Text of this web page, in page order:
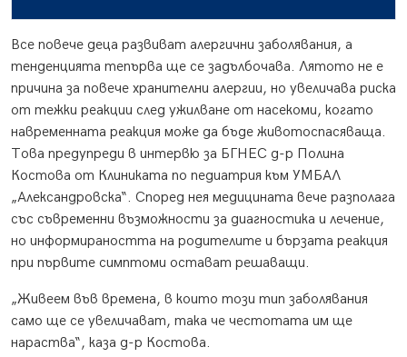
Все повече деца развиват алергични заболявания, а
тенденцията тепърва ще се задълбочава. Лятото не е
причина за повече хранителни алергии, но увеличава риска
от тежки реакции след ужилване от насекоми, когато
навременната реакция може да бъде животоспасяваща.
Това предупреди в интервю за БГНЕС д-р Полина
Костова от Клиниката по педиатрия към УМБАЛ
„Александровска“. Според нея медицината вече разполага
със съвременни възможности за диагностика и лечение,
но информираността на родителите и бързата реакция
при първите симптоми остават решаващи.
„Живеем във времена, в които този тип заболявания
само ще се увеличават, така че честотата им ще
нараства“, каза д-р Костова.